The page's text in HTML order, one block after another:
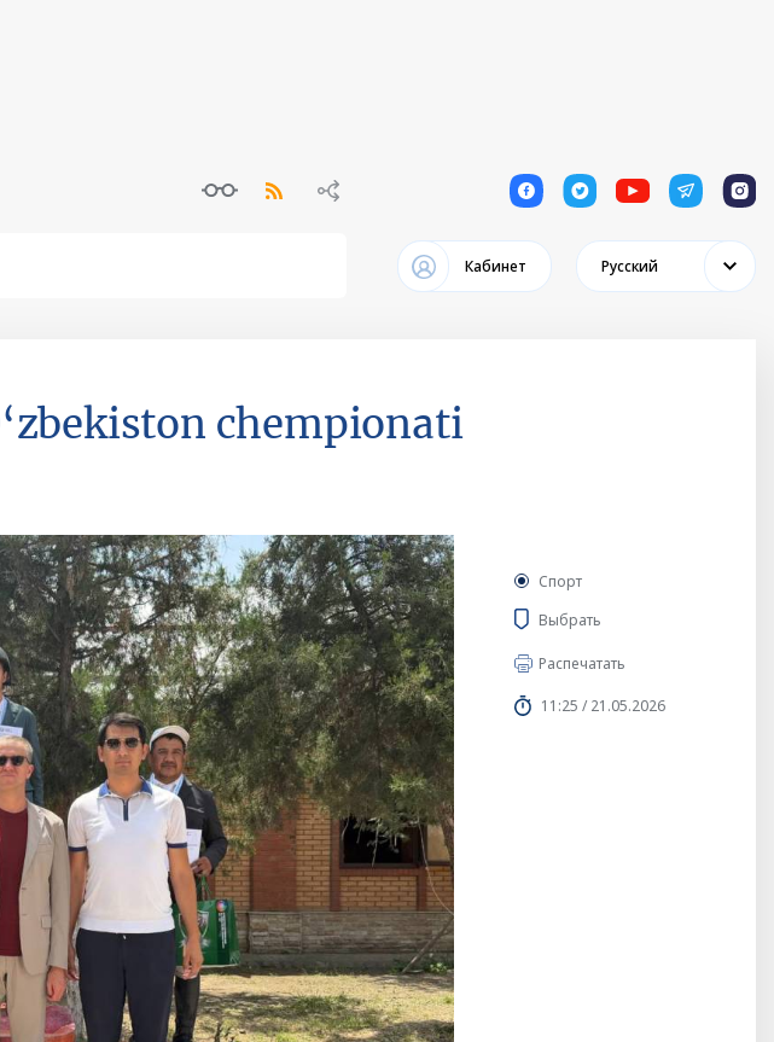
1 1 1 1 1
Кабинет Русский
chempionati
Спорт
Выбрать
Распечатать
11:25 / 21.05.2026